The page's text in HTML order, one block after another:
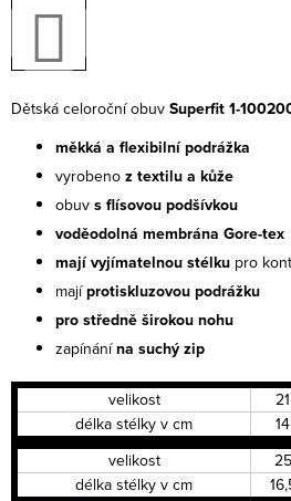
Dětská celoroční obuv Superfit 1-
měkká a flexibilní podrážka
vyrobeno z textilu a kůže
obuv s flísovou podšívkou
voděodolná membrána Gore-tex
mají vyjímatelnou stélku pro
majíprotiskluzovou podrážku
pro středně širokou nohu
zapínánína suchý zip
velikost 21
délka stélky v cm
14
velikost
25
délka stélky v cm